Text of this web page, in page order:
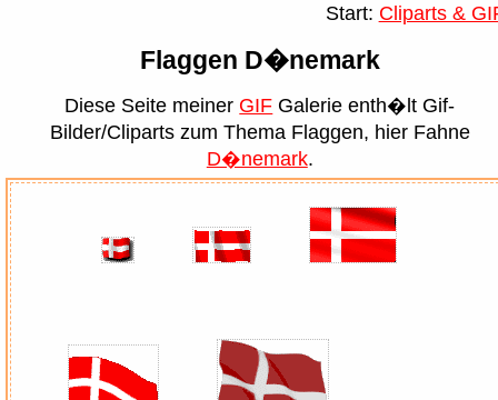
Start: Cliparts &
Flaggen D�nemark
Diese Seite meiner GIF Galerie enth�lt Gif-
Bilder/Cliparts zum Thema Flaggen, hier Fahne
D�nemark.